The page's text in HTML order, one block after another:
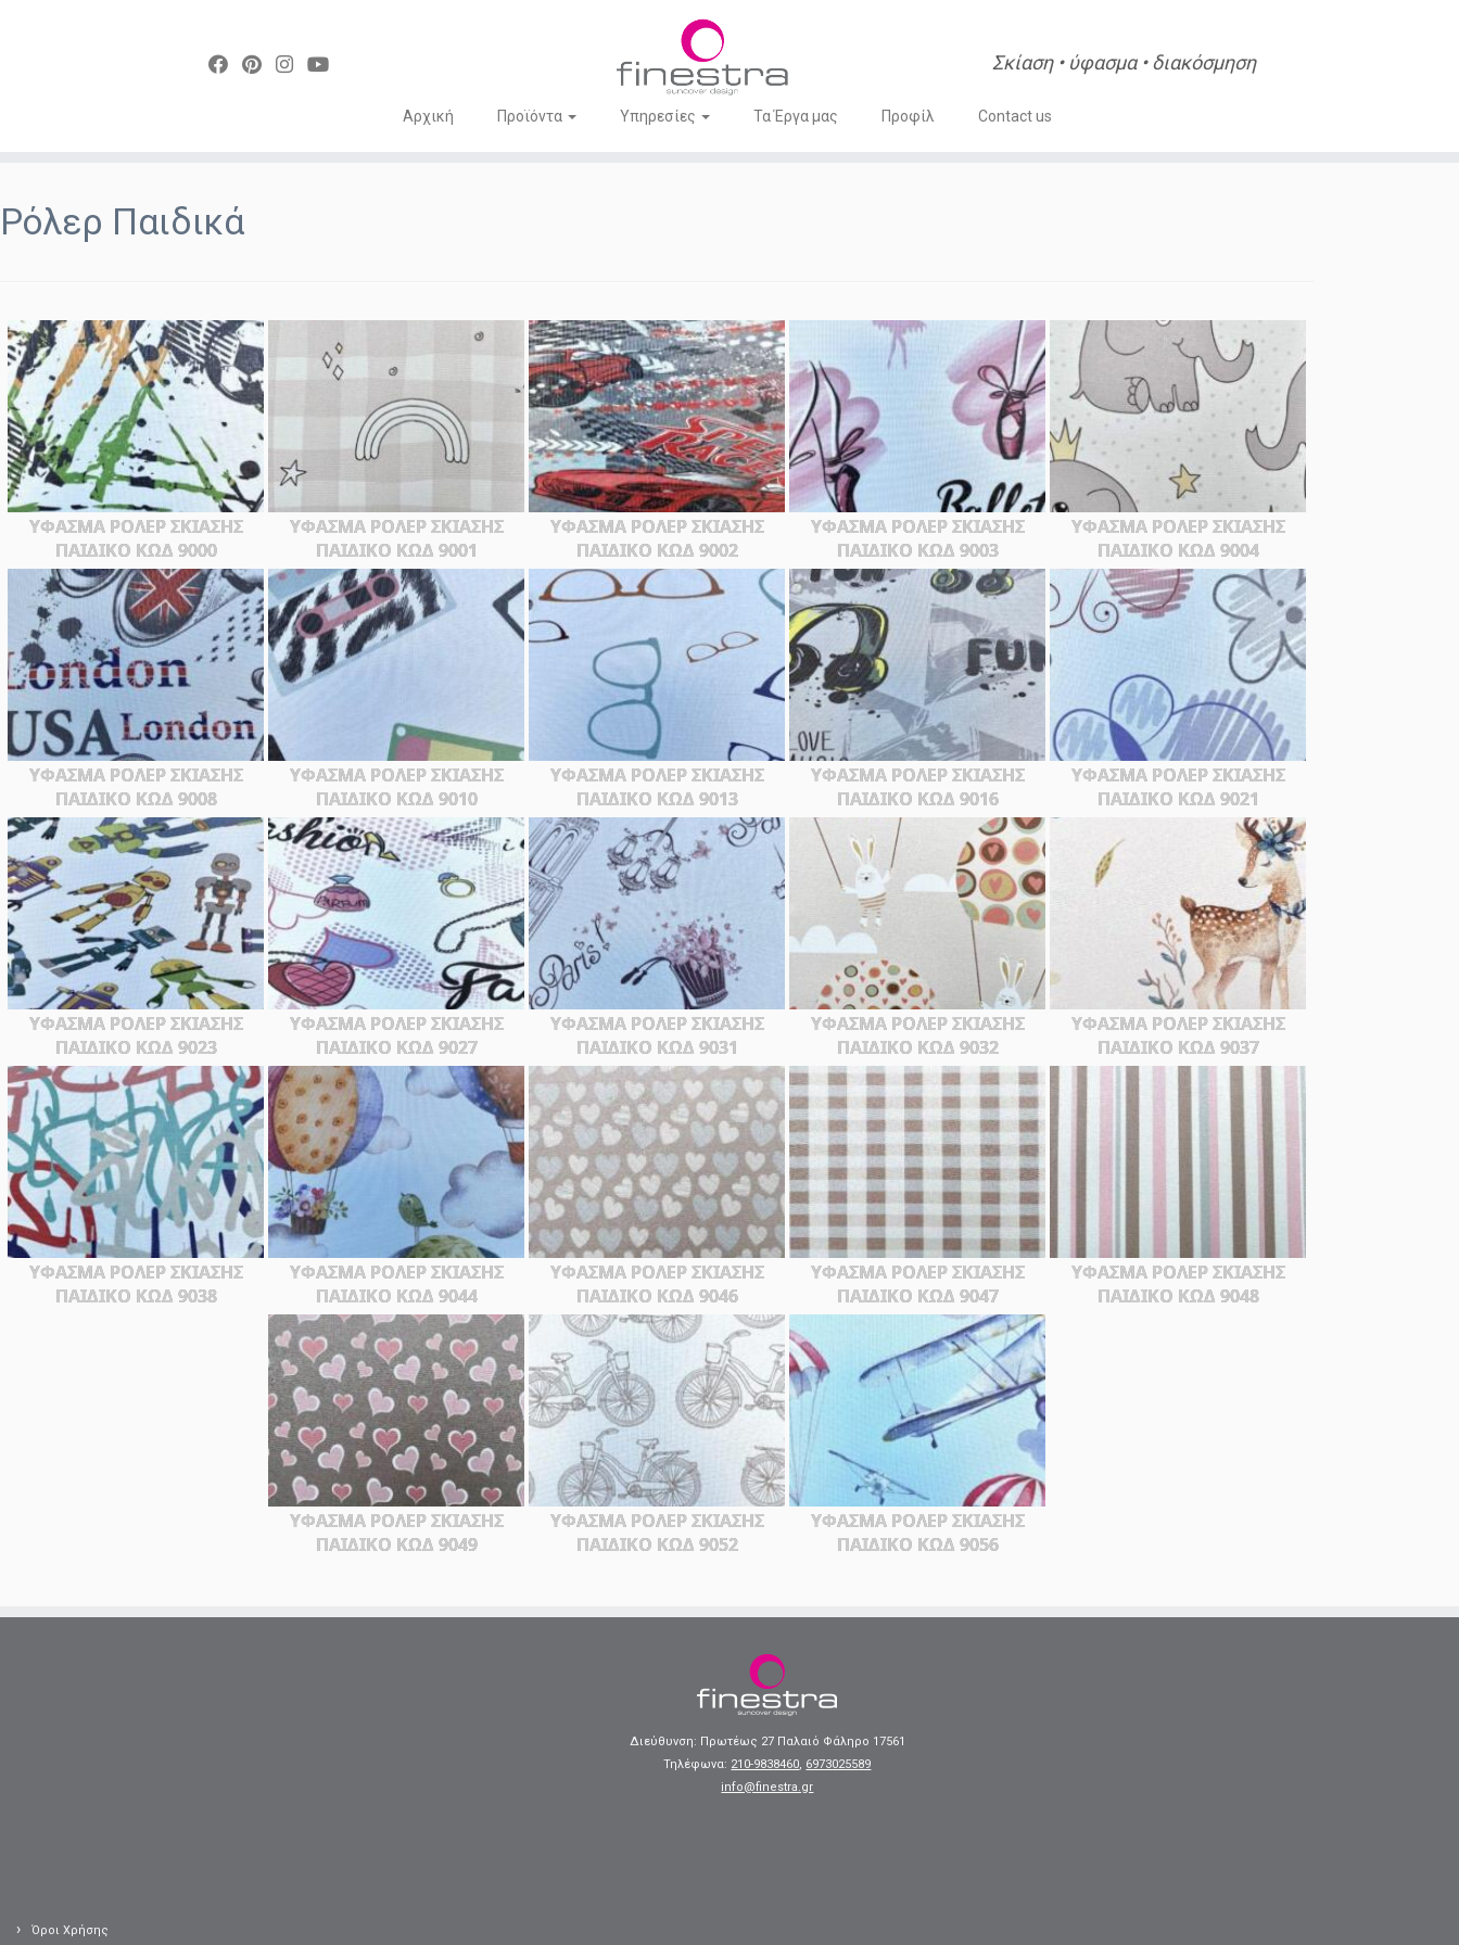
content
Σκίαση • ύφασμα • διακόσμηση
Αρχική Προϊόντα Υπηρεσίες Τα Έργα μας Προφίλ Contact us
Ρόλερ Παιδικά
ΥΦΑΣΜΑ ΡΟΛΕΡ ΣΚΙΑΣΗΣ
ΠΑΙΔΙΚΟ ΚΩΔ 9000
ΥΦΑΣΜΑ ΡΟΛΕΡ ΣΚΙΑΣΗΣ
ΠΑΙΔΙΚΟ ΚΩΔ 9001
ΥΦΑΣΜΑ ΡΟΛΕΡ ΣΚΙΑΣΗΣ
ΠΑΙΔΙΚΟ ΚΩΔ 9002
ΥΦΑΣΜΑ ΡΟΛΕΡ ΣΚΙΑΣΗΣ
ΠΑΙΔΙΚΟ ΚΩΔ 9003
ΥΦΑΣΜΑ ΡΟΛΕΡ ΣΚΙΑΣΗΣ
ΠΑΙΔΙΚΟ ΚΩΔ 9004
ΥΦΑΣΜΑ ΡΟΛΕΡ ΣΚΙΑΣΗΣ
ΠΑΙΔΙΚΟ ΚΩΔ 9008
ΥΦΑΣΜΑ ΡΟΛΕΡ ΣΚΙΑΣΗΣ
ΠΑΙΔΙΚΟ ΚΩΔ 9010
ΥΦΑΣΜΑ ΡΟΛΕΡ ΣΚΙΑΣΗΣ
ΠΑΙΔΙΚΟ ΚΩΔ 9013
ΥΦΑΣΜΑ ΡΟΛΕΡ ΣΚΙΑΣΗΣ
ΠΑΙΔΙΚΟ ΚΩΔ 9016
ΥΦΑΣΜΑ ΡΟΛΕΡ ΣΚΙΑΣΗΣ
ΠΑΙΔΙΚΟ ΚΩΔ 9021
ΥΦΑΣΜΑ ΡΟΛΕΡ ΣΚΙΑΣΗΣ
ΠΑΙΔΙΚΟ ΚΩΔ 9023
ΥΦΑΣΜΑ ΡΟΛΕΡ ΣΚΙΑΣΗΣ
ΠΑΙΔΙΚΟ ΚΩΔ 9027
ΥΦΑΣΜΑ ΡΟΛΕΡ ΣΚΙΑΣΗΣ
ΠΑΙΔΙΚΟ ΚΩΔ 9031
ΥΦΑΣΜΑ ΡΟΛΕΡ ΣΚΙΑΣΗΣ
ΠΑΙΔΙΚΟ ΚΩΔ 9032
ΥΦΑΣΜΑ ΡΟΛΕΡ ΣΚΙΑΣΗΣ
ΠΑΙΔΙΚΟ ΚΩΔ 9037
ΥΦΑΣΜΑ ΡΟΛΕΡ ΣΚΙΑΣΗΣ
ΠΑΙΔΙΚΟ ΚΩΔ 9038
ΥΦΑΣΜΑ ΡΟΛΕΡ ΣΚΙΑΣΗΣ
ΠΑΙΔΙΚΟ ΚΩΔ 9044
ΥΦΑΣΜΑ ΡΟΛΕΡ ΣΚΙΑΣΗΣ
ΠΑΙΔΙΚΟ ΚΩΔ 9046
ΥΦΑΣΜΑ ΡΟΛΕΡ ΣΚΙΑΣΗΣ
ΠΑΙΔΙΚΟ ΚΩΔ 9047
ΥΦΑΣΜΑ ΡΟΛΕΡ ΣΚΙΑΣΗΣ
ΠΑΙΔΙΚΟ ΚΩΔ 9048
ΥΦΑΣΜΑ ΡΟΛΕΡ ΣΚΙΑΣΗΣ
ΠΑΙΔΙΚΟ ΚΩΔ 9049
ΥΦΑΣΜΑ ΡΟΛΕΡ ΣΚΙΑΣΗΣ
ΠΑΙΔΙΚΟ ΚΩΔ 9052
ΥΦΑΣΜΑ ΡΟΛΕΡ ΣΚΙΑΣΗΣ
ΠΑΙΔΙΚΟ ΚΩΔ 9056
Όροι Χρήσης
Διεύθυνση: Πρωτέως 27 Παλαιό Φάληρο 17561
Τηλέφωνα: 210-9838460, 6973025589
info@finestra.gr